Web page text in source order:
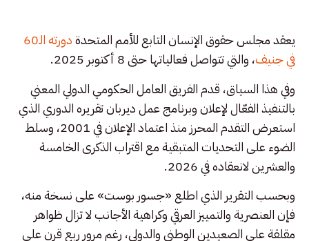
يعقد مجلس حقوق الإنسان التابع للأمم المتحدة
دورته الـ60
في جنيف، والتي تتواصل فعالياتها حتى 8 أكتوبر 2025.
وفي هذا السياق، قدم الفريق العامل الحكومي الدولي المعني
بالتنفيذ الفعّال لإعلان وبرنامج عمل ديربان تقريره الدوري الذي
استعرض التقدم المحرز منذ اعتماد الإعلان في 2001، وسلط
الضوء على التحديات المتبقية مع اقتراب الذكرى الخامسة
والعشرين لانعقاده في 2026.
وبحسب التقرير الذي اطلع «جسور بوست» على نسخة منه،
فإن العنصرية والتمييز العرقي وكراهية الأجانب لا تزال ظواهر
مقلقة على الصعيدين الوطني والدولي، رغم مرور ربع قرن على